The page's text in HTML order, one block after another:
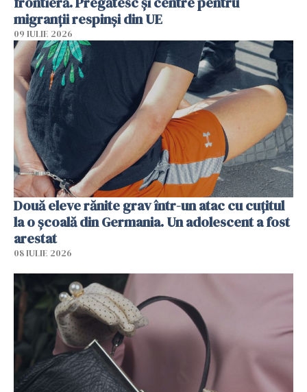
migranții respinși din UE
09 IULIE 2026
Două eleve rănite grav într-un atac cu cuțitul
la o școală din Germania. Un adolescent a fost
arestat
08 IULIE 2026